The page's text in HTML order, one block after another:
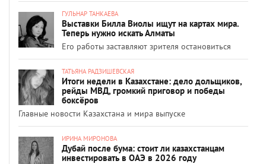
ГУЛЬНАР ТАНКАЕВА
Выставки Билла Виолы ищут на картах мира.
Теперь нужно искать Алматы
Его работы заставляют зрителя остановиться
ТАТЬЯНА РАДЗИШЕВСКАЯ
Итоги недели в Казахстане: дело дольщиков,
рейды МВД, громкий приговор и победы
боксёров
Главные новости Казахстана и мира выпуске
ИРИНА МИРОНОВА
Дубай после бума: стоит ли казахстанцам
инвестировать в ОАЭ в 2026 году